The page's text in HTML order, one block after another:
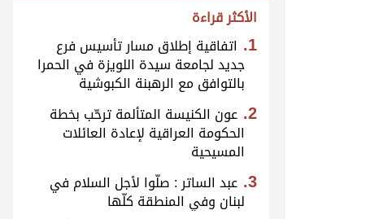
الأكثر قراءة
اتفاقية إطلاق مسار تأسيس فرع
جديد لجامعة سيدة اللويزة في الحمرا
بالتوافق مع الرهبنة الكبوشية
عون الكنيسة المتألمة ترحّب بخطة
الحكومة العراقية لإعادة العائلات
المسيحية
عبد الساتر : صلّوا لأجل السلام في
لبنان وفي المنطقة كلّها